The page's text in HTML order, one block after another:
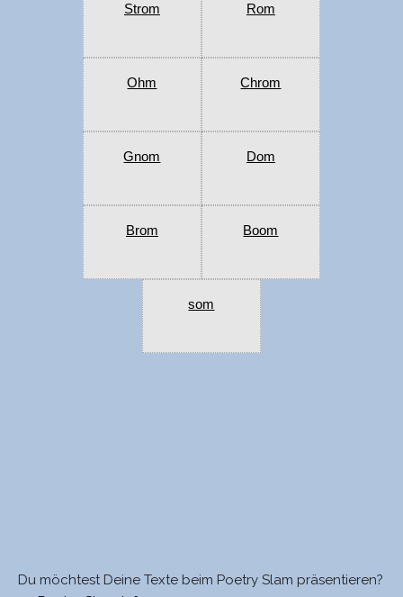
Strom Rom
Ohm Chrom
Gnom Dom
Brom Boom
som
Du möchtest Deine Texte beim Poetry Slam präsentieren?